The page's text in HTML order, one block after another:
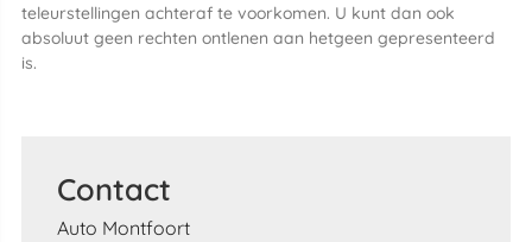
teleurstellingen achteraf te voorkomen. U kunt dan ook
absoluut geen rechten ontlenen aan hetgeen gepresenteerd
is.
Contact
Auto Montfoort